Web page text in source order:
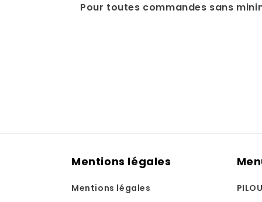
Pour toutes commandes sans
Mentions légales
Mentions légales